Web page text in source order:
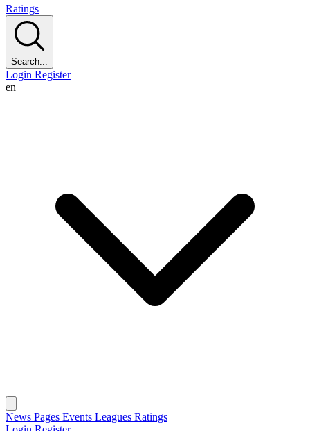
Ratings
Search...
Login Register
en
News Pages Events Leagues Ratings